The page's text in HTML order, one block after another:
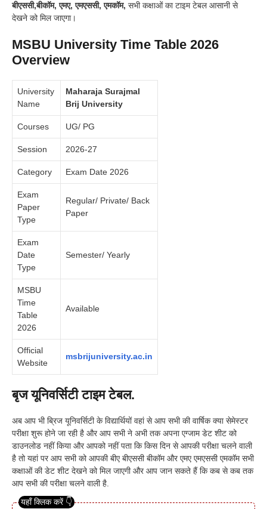
बीएससी,बीकॉम, एमए, एमएससी, एमकॉम, सभी कक्षाओं का टाइम टेबल आसानी से
देखने को मिल जाएगा।
MSBU University Time Table 2026
Overview
University
Name
Maharaja Surajmal
Brij University
Courses UG/ PG
Session 2026-27
Category Exam Date 2026
Exam
Paper
Type
Regular/ Private/ Back
Paper
Exam
Date
Type
Semester/ Yearly
MSBU
Time
Table
2026
Available
Official
Website
msbrijuniversity.ac.in
बृज यूनिवर्सिटी टाइम टेबल.
अब आप भी ब्रिज यूनिवर्सिटी के विद्यार्थियों वहां से आप सभी की वार्षिक क्या सेमेस्टर
परीक्षा शुरू होने जा रही है और आप सभी ने अभी तक अपना एग्जाम डेट शीट को
डाउनलोड नहीं किया और आपको नहीं पता कि किस दिन से आपकी परीक्षा चलने वाली
है तो यहां पर आप सभी को आपकी बीए बीएससी बीकॉम और एमए एमएससी एमकॉम सभी
कक्षाओं की डेट शीट देखने को मिल जाएगी और आप जान सकते हैं कि कब से कब तक
आप सभी की परीक्षा चलने वाली है.